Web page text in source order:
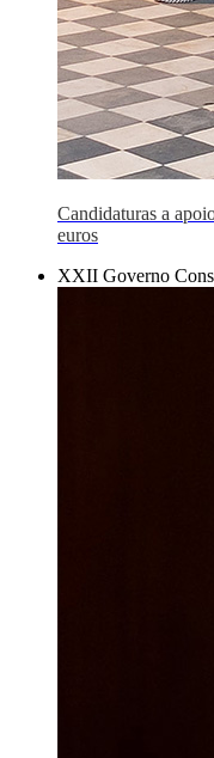
Candidaturas a
euros
XXII Governo